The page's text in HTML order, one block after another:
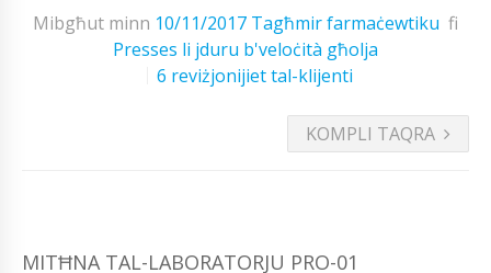
Mibgħut minn 10/11/2017 Tagħmir farmaċewtiku fi
Presses li jduru b'veloċità għolja
6 reviżjonijiet tal-klijenti
KOMPLI TAQRA
MITĦNA TAL-LABORATORJU PRO-01